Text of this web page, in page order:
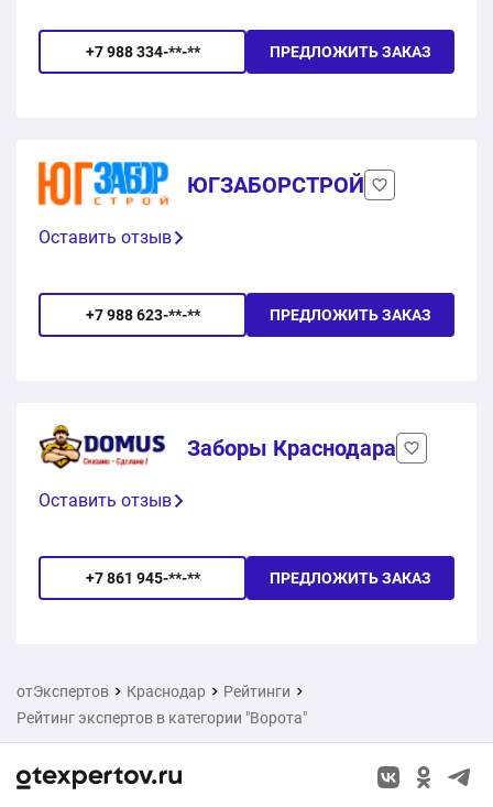
+7 988 334-**-** ПРЕДЛОЖИТЬ ЗАКАЗ
ЮГЗАБОРСТРОЙ
+7 988 623-**-** ПРЕДЛОЖИТЬ ЗАКАЗ
Оставить отзыв
Заборы Краснодара
+7 861 945-**-** ПРЕДЛОЖИТЬ ЗАКАЗ
Оставить отзыв
отЭкспертов Краснодар
Рейтинги
Рейтинг экспертов в категории "Ворота"